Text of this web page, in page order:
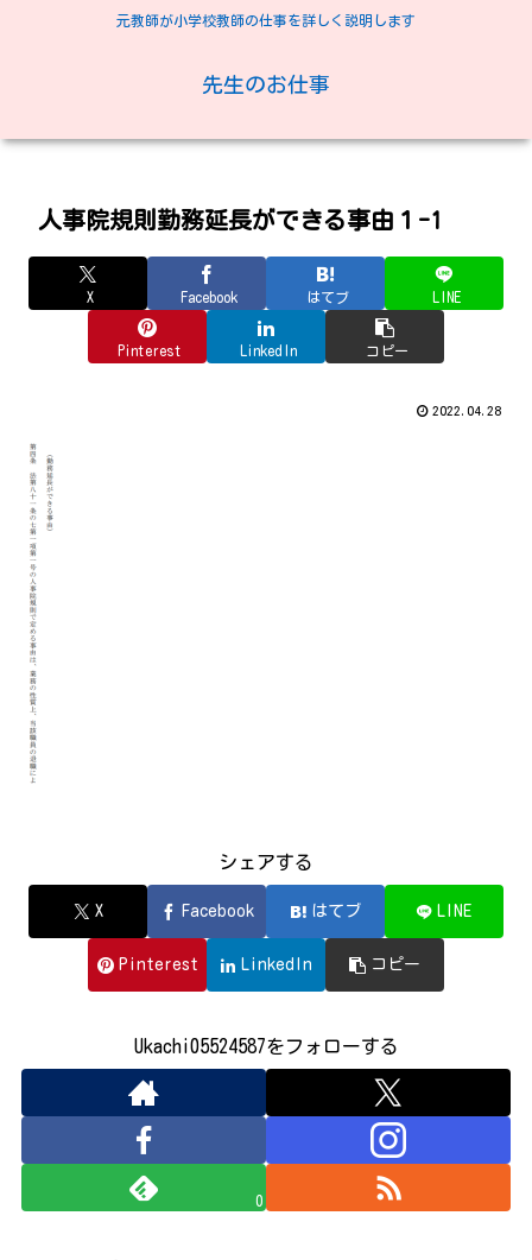
元教師が小学校教師の仕事を詳しく説明します
先生のお仕事
人事院規則勤務延長ができる事由１-1
X Facebook はてブ LINE
Pinterest LinkedIn コピー
2022.04.28
シェアする
X Facebook はてブ LINE
Pinterest LinkedIn コピー
Ukachi05524587をフォローする
0